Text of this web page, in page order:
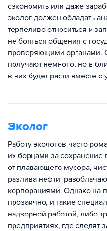
сэкономить или даже
эколог должен обладать
терпеливо относиться к
не бояться общения с
проверяющими органами.
получают немного, но в
в них будет расти вместе
Эколог
Работу экологов часто
их борцами за
от плавающего мусора,
разлива нефти,
корпорациями. Однако на
прозаично, и такие
надзорной работой, либо
предприятиях, где следят